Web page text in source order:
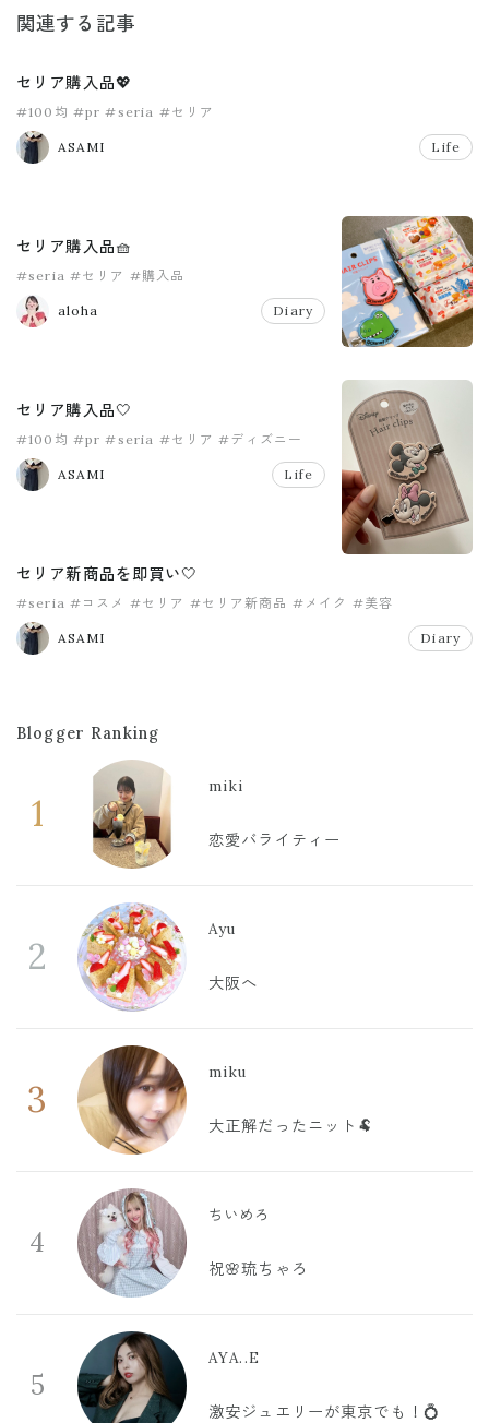
関連する記事
セリア購入品💖
#100均 #pr #seria #セリア
ASAMI Life
セリア購入品🧺
#seria #セリア #購入品
aloha Diary
セリア購入品🤍
#100均 #pr #seria #セリア #ディズニー
ASAMI Life
セリア新商品を即買い🤍
#seria #コスメ #セリア #セリア新商品 #メイク #美容
ASAMI Diary
Blogger Ranking
1
miki
恋愛バライティー
2
Ayu
大阪へ
3
miku
大正解だったニット🐏
4
ちいめろ
祝🌸琉ちゃろ
5
AYA..E
激安ジュエリーが東京でも！💍